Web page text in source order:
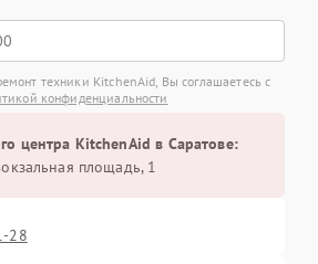
техники KitchenAid, Вы соглашаетесь с
конфиденциальности
центра KitchenAid в Саратове:
площадь, 1
28